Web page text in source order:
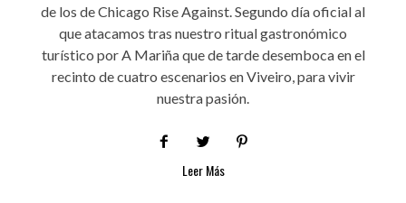
de los de Chicago Rise Against. Segundo día oficial al
que atacamos tras nuestro ritual gastronómico
turístico por A Mariña que de tarde desemboca en el
recinto de cuatro escenarios en Viveiro, para vivir
nuestra pasión.
Leer Más